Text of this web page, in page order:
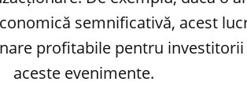
semnificativă, acest
profitabile pentru investitorii
aceste evenimente.